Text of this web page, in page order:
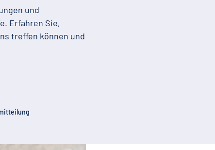
und
Erfahren Sie,
treffen können und